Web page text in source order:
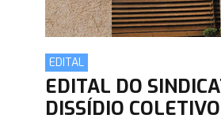
EDITAL
EDITAL DO
DISSÍDIO COLETIVO